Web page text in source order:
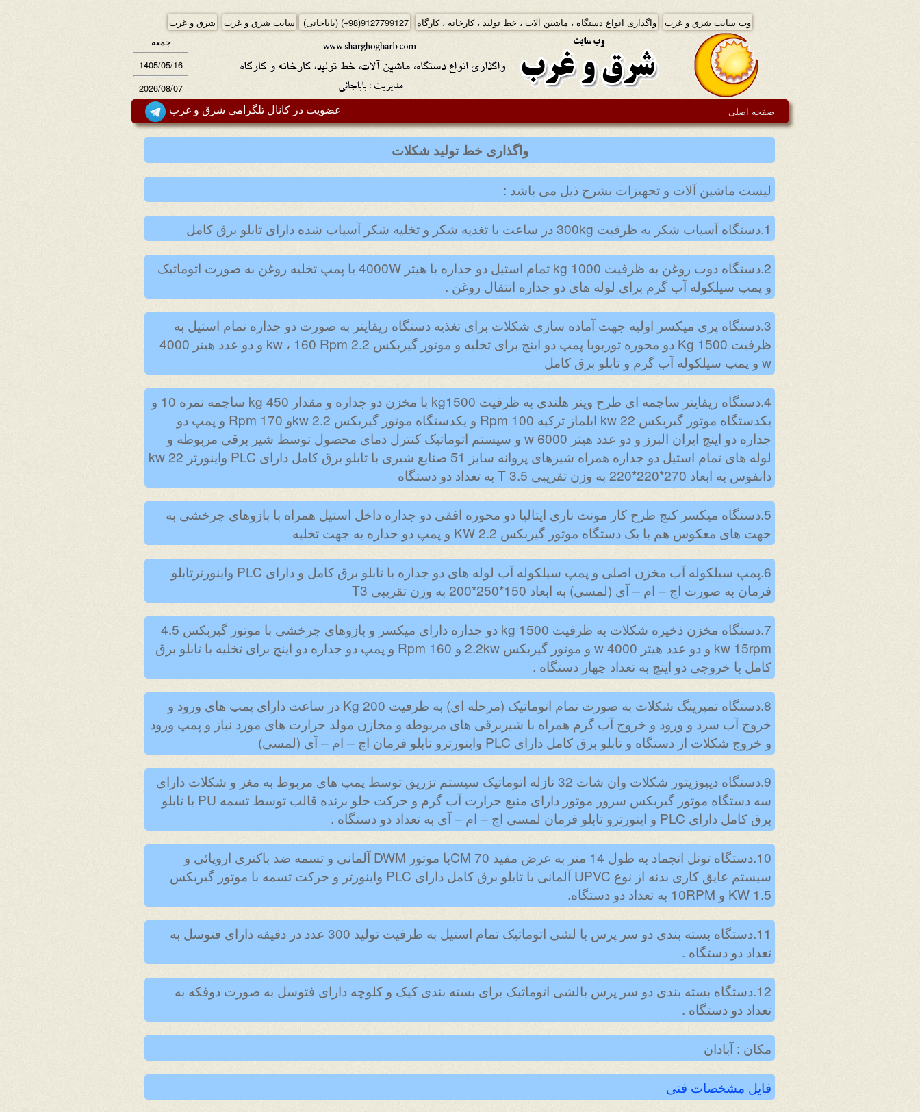
وب سایت شرق و غرب واگذاری انواع دستگاه ، ماشین آلات ، خط تولید ، کارخانه ، کارگاه (+98)9127799127 (باباجانی) سایت شرق و غرب
شرق و غرب
جمعه
1405/05/16
2026/08/07
صفحه اصلی
عضویت در کانال تلگرامی شرق و غرب
واگذاری خط تولید شکلات
لیست ماشین آلات و تجهیزات بشرح ذیل می باشد :
1.دستگاه آسیاب شکر به ظرفیت 300kg در ساعت با تغذیه شکر و تخلیه شکر آسیاب شده دارای تابلو برق کامل
2.دستگاه ذوب روغن به ظرفیت 1000 kg تمام استیل دو جداره با هیتر 4000W با پمپ تخلیه روغن به صورت اتوماتیک
و پمپ سیلکوله آب گرم برای لوله های دو جداره انتقال روغن .
3.دستگاه پری میکسر اولیه جهت آماده سازی شکلات برای تغذیه دستگاه ریفاینر به صورت دو جداره تمام استیل به
ظرفیت 1500 Kg دو محوره توربوبا پمپ دو اینچ برای تخلیه و موتور گیربکس 2.2 kw ، 160 Rpm و دو عدد هیتر 4000
w و پمپ سیلکوله آب گرم و تابلو برق کامل
4.دستگاه ریفاینر ساچمه ای طرح وینر هلندی به ظرفیت kg1500 با مخزن دو جداره و مقدار 450 kg ساچمه نمره 10 و
یکدستگاه موتور گیربکس 22 kw ایلماز ترکیه 100 Rpm و یکدستگاه موتور گیربکس 2.2 kwو 170 Rpm و پمپ دو
جداره دو اینچ ایران البرز و دو عدد هیتر 6000 w و سیستم اتوماتیک کنترل دمای محصول توسط شیر برقی مربوطه و
لوله های تمام استیل دو جداره همراه شیرهای پروانه سایز 51 صنایع شیری با تابلو برق کامل دارای PLC واینورتر 22 kw
دانفوس به ابعاد 270*220*220 به وزن تقریبی 3.5 T به تعداد دو دستگاه
5.دستگاه میکسر کنج طرح کار مونت ناری ایتالیا دو محوره افقی دو جداره داخل استیل همراه با بازوهای چرخشی به
جهت های معکوس هم با یک دستگاه موتور گیربکس 2.2 KW و پمپ دو جداره به جهت تخلیه
6.پمپ سیلکوله آب مخزن اصلی و پمپ سیلکوله آب لوله های دو جداره با تابلو برق کامل و دارای PLC واینورترتابلو
فرمان به صورت اچ – ام – آی (لمسی) به ابعاد 150*250*200 به وزن تقریبی T3
7.دستگاه مخزن ذخیره شکلات به ظرفیت 1500 kg دو جداره دارای میکسر و بازوهای چرخشی با موتور گیربکس 4.5
kw 15rpm و دو عدد هیتر 4000 w و موتور گیربکس 2.2kw و 160 Rpm و پمپ دو جداره دو اینچ برای تخلیه با تابلو برق
کامل با خروجی دو اینچ به تعداد چهار دستگاه .
8.دستگاه تمپرینگ شکلات به صورت تمام اتوماتیک (مرحله ای) به ظرفیت 200 Kg در ساعت دارای پمپ های ورود و
خروج آب سرد و ورود و خروج آب گرم همراه با شیربرقی های مربوطه و مخازن مولد حرارت های مورد نیاز و پمپ ورود
و خروج شکلات از دستگاه و تابلو برق کامل دارای PLC واینورترو تابلو فرمان اچ – ام – آی (لمسی)
9.دستگاه دیپوزیتور شکلات وان شات 32 نازله اتوماتیک سیستم تزریق توسط پمپ های مربوط به مغز و شکلات دارای
سه دستگاه موتور گیربکس سرور موتور دارای منبع حرارت آب گرم و حرکت جلو برنده قالب توسط تسمه PU با تابلو
برق کامل دارای PLC و اینورترو تابلو فرمان لمسی اچ – ام – آی به تعداد دو دستگاه .
10.دستگاه تونل انجماد به طول 14 متر به عرض مفید 70 CMبا موتور DWM آلمانی و تسمه ضد باکتری اروپائی و
سیستم عایق کاری بدنه از نوع UPVC آلمانی با تابلو برق کامل دارای PLC واینورتر و حرکت تسمه با موتور گیربکس
1.5 KW و 10RPM به تعداد دو دستگاه.
11.دستگاه بسته بندی دو سر پرس با لشی اتوماتیک تمام استیل به ظرفیت تولید 300 عدد در دقیقه دارای فتوسل به
تعداد دو دستگاه .
12.دستگاه بسته بندی دو سر پرس بالشی اتوماتیک برای بسته بندی کیک و کلوچه دارای فتوسل به صورت دوفکه به
تعداد دو دستگاه .
مکان : آبادان
فایل مشخصات فنی